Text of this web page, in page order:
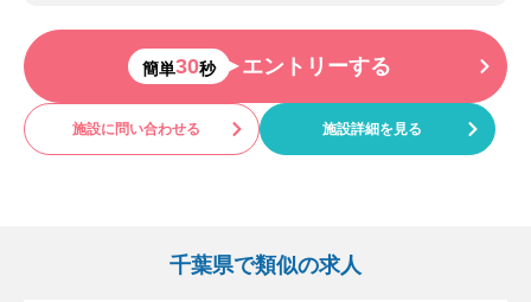
簡単30秒 エントリーする
施設に問い合わせる 施設詳細を見る
千葉県で類似の求人